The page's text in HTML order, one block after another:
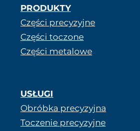
PRODUKTY
Części precyzyjne
Części toczone
Części metalowe
USŁUGI
Obróbka precyzyjna
Toczenie precyzyjne